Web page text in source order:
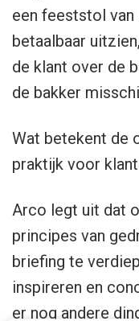
een feeststol van
betaalbaar
de klant over de
de bakker
Wat betekent de
praktijk voor
Arco legt uit dat
principes van
briefing te
inspireren en
er nog andere